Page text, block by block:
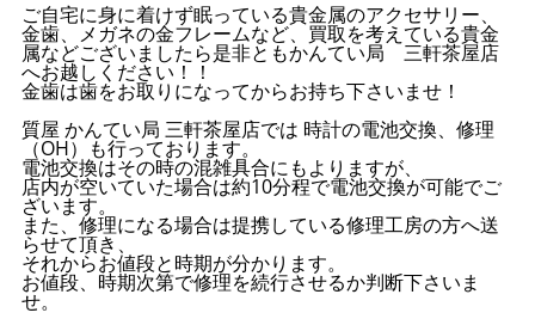
ご自宅に身に着けず眠っている貴金属のアクセサリー、
金歯、メガネの金フレームなど、買取を考えている貴金
属などございましたら是非ともかんてい局 三軒茶屋店
へお越しください！！
金歯は歯をお取りになってからお持ち下さいませ！
質屋 かんてい局 三軒茶屋店では 時計の電池交換、修理
（OH）も行っております。
電池交換はその時の混雑具合にもよりますが、
店内が空いていた場合は約10分程で電池交換が可能でご
ざいます。
また、修理になる場合は提携している修理工房の方へ送
らせて頂き、
それからお値段と時期が分かります。
お値段、時期次第で修理を続行させるか判断下さいま
せ。